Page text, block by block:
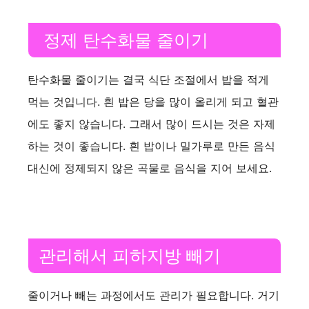
정제 탄수화물 줄이기
탄수화물 줄이기는 결국 식단 조절에서 밥을 적게
먹는 것입니다. 흰 밥은 당을 많이 올리게 되고 혈관
에도 좋지 않습니다. 그래서 많이 드시는 것은 자제
하는 것이 좋습니다. 흰 밥이나 밀가루로 만든 음식
대신에 정제되지 않은 곡물로 음식을 지어 보세요.
관리해서 피하지방 빼기
줄이거나 빼는 과정에서도 관리가 필요합니다. 거기